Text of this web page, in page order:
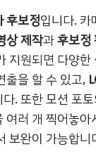
후보정입니다. 카
상 제작과후보정
지원되면 다양한
출을 할 수 있고,
. 또한 모션 포토
여러 개 찍어놓아
보완이 가능합니